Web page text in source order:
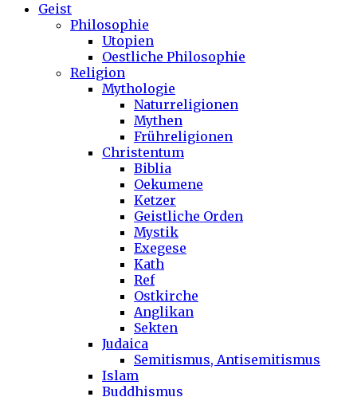
Geist
Philosophie
Utopien
Oestliche Philosophie
Religion
Mythologie
Naturreligionen
Mythen
Frühreligionen
Christentum
Biblia
Oekumene
Ketzer
Geistliche Orden
Mystik
Exegese
Kath
Ref
Ostkirche
Anglikan
Sekten
Judaica
Semitismus, Antisemitismus
Islam
Buddhismus